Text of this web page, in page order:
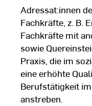
Adressat:innen
Fachkräfte, z. B.
Fachkräfte mit
sowie
Praxis, die im
eine erhöhte
Berufstätigkeit
anstreben.